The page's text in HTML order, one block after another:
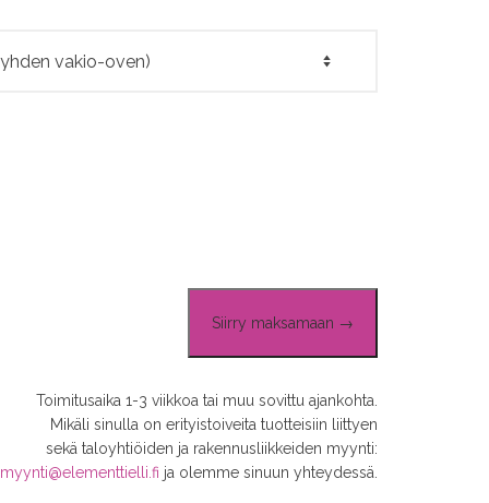
Siirry maksamaan →
Toimitusaika 1-3 viikkoa tai muu sovittu ajankohta.
Mikäli sinulla on erityistoiveita tuotteisiin liittyen
sekä taloyhtiöiden ja rakennusliikkeiden myynti:
myynti@elementtielli.fi ja olemme sinuun yhteydessä.